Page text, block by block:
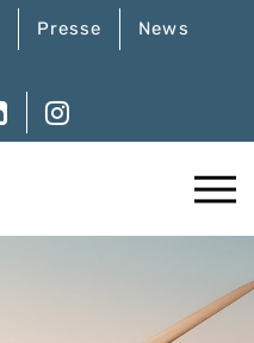
Presse
News